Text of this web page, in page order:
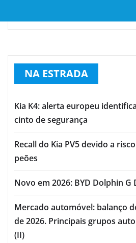
NA ESTRADA
Kia K4: alerta europeu
cinto de segurança
Recall do Kia PV5 devido a
peões
Novo em 2026: BYD Dolphin G
Mercado automóvel: balanço
de 2026. Principais grupos
(II)